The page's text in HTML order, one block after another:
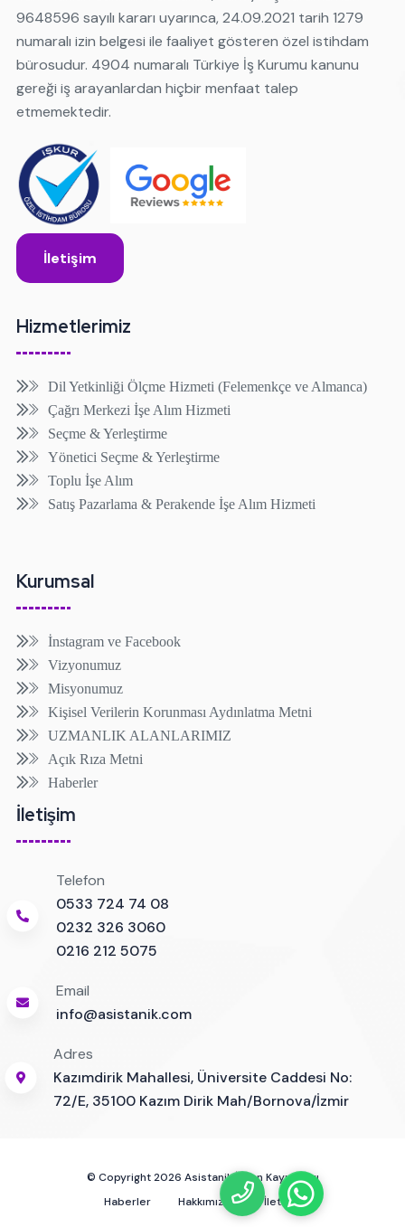
9648596 sayılı kararı uyarınca, 24.09.2021 tarih 1279
numaralı izin belgesi ile faaliyet gösteren özel istihdam
bürosudur. 4904 numaralı Türkiye İş Kurumu kanunu
gereği iş arayanlardan hiçbir menfaat talep
etmemektedir.
İletişim
Hizmetlerimiz
Dil Yetkinliği Ölçme Hizmeti (Felemenkçe ve Almanca)
Çağrı Merkezi İşe Alım Hizmeti
Seçme & Yerleştirme
Yönetici Seçme & Yerleştirme
Toplu İşe Alım
Satış Pazarlama & Perakende İşe Alım Hizmeti
Kurumsal
İnstagram ve Facebook
Vizyonumuz
Misyonumuz
Kişisel Verilerin Korunması Aydınlatma Metni
UZMANLIK ALANLARIMIZ
Açık Rıza Metni
Haberler
İletişim
Telefon
0533 724 74 08
0232 326 3060
0216 212 5075
Email
info@asistanik.com
Adres
Kazımdirik Mahallesi, Üniversite Caddesi No:
72/E, 35100 Kazım Dirik Mah/Bornova/İzmir
© Copyright 2026 Asistanik İnsan Kaynakları
Haberler
Hakkımızda İletişim